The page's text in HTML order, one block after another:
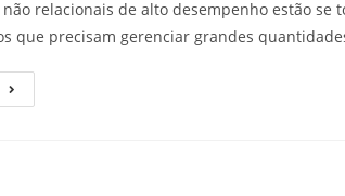
não relacionais de alto desempenho estão
que precisam gerenciar grandes